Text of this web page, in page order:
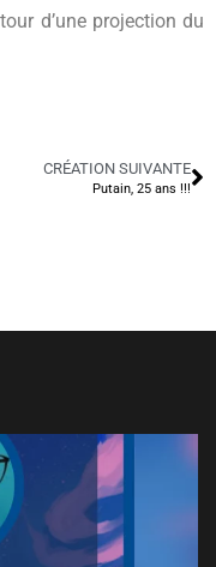
d’une projection du
CRÉATION SUIVANTE
Putain, 25 ans !!!